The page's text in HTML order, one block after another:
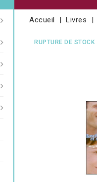
Accueil Livres
RUPTURE DE STOCK